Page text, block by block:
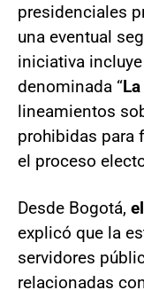
presidenciales
una eventual
iniciativa
denominada “
lineamientos
prohibidas para
el proceso
Desde Bogotá,
explicó que la
servidores
relacionadas